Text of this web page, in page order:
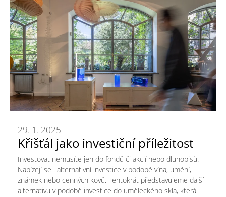
Křišťál jako investiční příležitost
29. 1. 2025
Investovat nemusíte jen do fondů či akcií nebo dluhopisů.
Nabízejí se i alternativní investice v podobě vína, umění,
známek nebo cenných kovů. Tentokrát představujeme další
alternativu v podobě investice do uměleckého skla, která